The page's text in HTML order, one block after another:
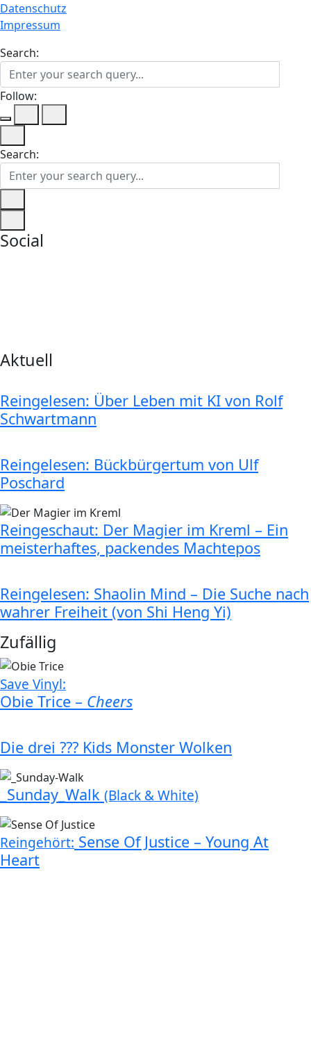
Datenschutz
Impressum
Search:
Follow:
Search:
Social
Aktuell
Reingelesen: Über Leben mit KI von Rolf
Schwartmann
Reingelesen: Bückbürgertum von Ulf
Poschard
Reingeschaut: Der Magier im Kreml – Ein
meisterhaftes, packendes Machtepos
Reingelesen: Shaolin Mind – Die Suche nach
wahrer Freiheit (von Shi Heng Yi)
Zufällig
Save Vinyl:
Obie Trice – Cheers
Die drei ??? Kids Monster Wolken
_Sunday_Walk (Black & White)
Reingehört: Sense Of Justice – Young At
Heart